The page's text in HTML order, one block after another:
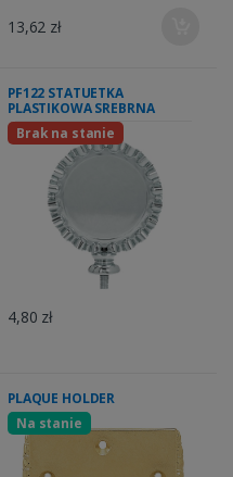
13,62 zł
PF122 STATUETKA
PLASTIKOWA SREBRNA
Brak na stanie
4,80 zł
PLAQUE HOLDER
Na stanie